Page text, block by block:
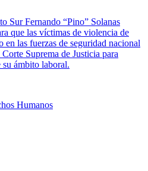
Sur Fernando “Pino” Solanas
que las víctimas de violencia de
en las fuerzas de seguridad nacional
Suprema de Justicia para
su ámbito laboral.
Humanos